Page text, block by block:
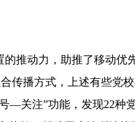
推动力，助推了移动优
传播方式，上述有些党
—关注”功能，发现22种